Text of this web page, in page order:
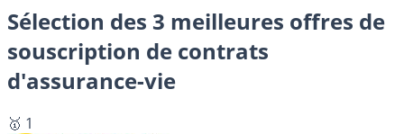
Sélection des 3 meilleures offres de
souscription de contrats
d'assurance-vie
🥇 1